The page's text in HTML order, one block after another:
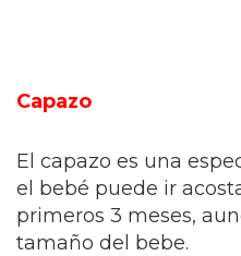
Capazo
El capazo es una
el bebé puede ir
primeros 3 meses,
tamaño del bebe.